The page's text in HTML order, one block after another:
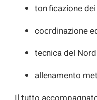
tonificazione
coordinazione
tecnica del
allenamento